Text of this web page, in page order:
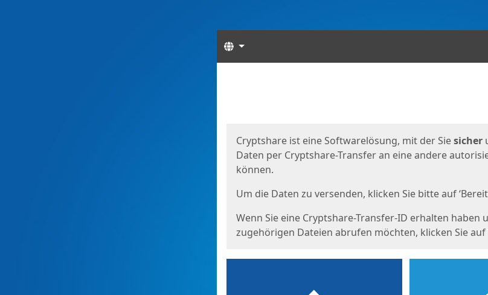
Sprachen
Cryptshare ist eine Softwarelösung, mit der Siesicher
Daten per Cryptshare-Transfer an eine andere
können.
Um die Daten zu versenden, klicken Sie bitte auf
Wenn Sie eine Cryptshare-Transfer-ID erhalten haben
zugehörigen Dateien abrufen möchten, klicken Sie